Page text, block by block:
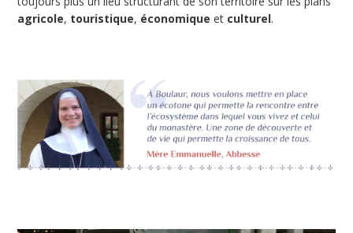
agricole, touristique, économique et culturel.